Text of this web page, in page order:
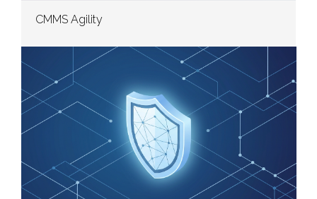
CMMS Agility